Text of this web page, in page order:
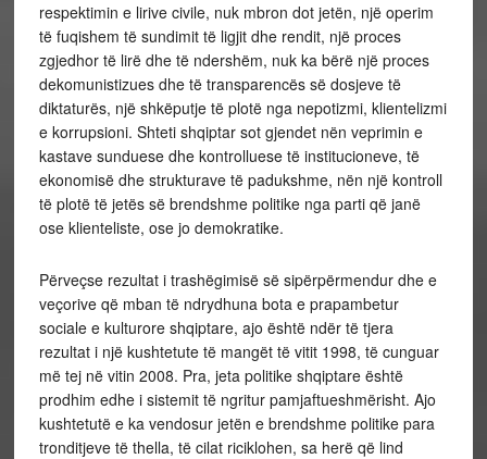
respektimin e lirive civile, nuk mbron dot jetën, një operim
të fuqishem të sundimit të ligjit dhe rendit, një proces
zgjedhor të lirë dhe të ndershëm, nuk ka bërë një proces
dekomunistizues dhe të transparencës së dosjeve të
diktaturës, një shkëputje të plotë nga nepotizmi, klientelizmi
e korrupsioni. Shteti shqiptar sot gjendet nën veprimin e
kastave sunduese dhe kontrolluese të institucioneve, të
ekonomisë dhe strukturave të padukshme, nën një kontroll
të plotë të jetës së brendshme politike nga parti që janë
ose klienteliste, ose jo demokratike.
Përveçse rezultat i trashëgimisë së sipërpërmendur dhe e
veçorive që mban të ndrydhuna bota e prapambetur
sociale e kulturore shqiptare, ajo është ndër të tjera
rezultat i një kushtetute të mangët të vitit 1998, të cunguar
më tej në vitin 2008. Pra, jeta politike shqiptare është
prodhim edhe i sistemit të ngritur pamjaftueshmërisht. Ajo
kushtetutë e ka vendosur jetën e brendshme politike para
tronditjeve të thella, të cilat riciklohen, sa herë që lind